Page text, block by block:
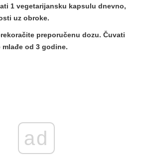
1 vegetarijansku kapsulu dnevno,
uz obroke.
preporučenu dozu. Čuvati
od 3 godine.
ad